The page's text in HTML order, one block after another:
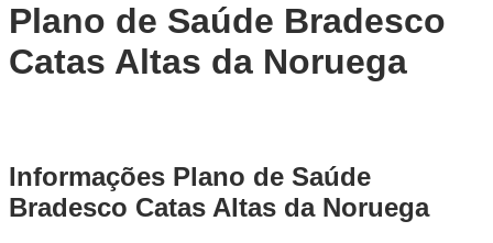
Plano de Saúde Bradesco
Catas Altas da Noruega
Informações Plano de Saúde
Bradesco Catas Altas da Noruega